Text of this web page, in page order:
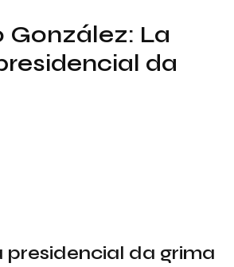
González: La
da
presidencial da grima